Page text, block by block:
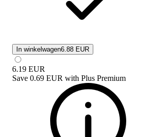
In winkelwagen6.88 EUR
6.19 EUR
Save 0.69 EUR with Plus Premium